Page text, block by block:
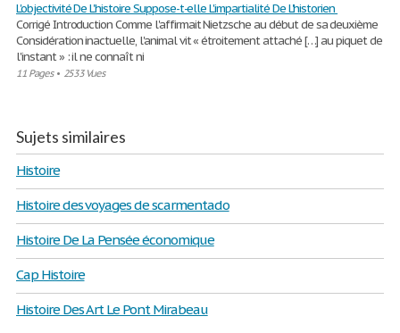
L'objectivité De L'histoire Suppose-t-elle L'impartialité De L'historien
Corrigé Introduction Comme l'affirmait Nietzsche au début de sa deuxième
Considération inactuelle, l'animal vit « étroitement attaché […] au piquet de
l'instant » : il ne connaît ni
11 Pages• 2533 Vues
Sujets similaires
Histoire
Histoire des voyages de scarmentado
Histoire De La Pensée économique
Cap Histoire
Histoire Des Art Le Pont Mirabeau